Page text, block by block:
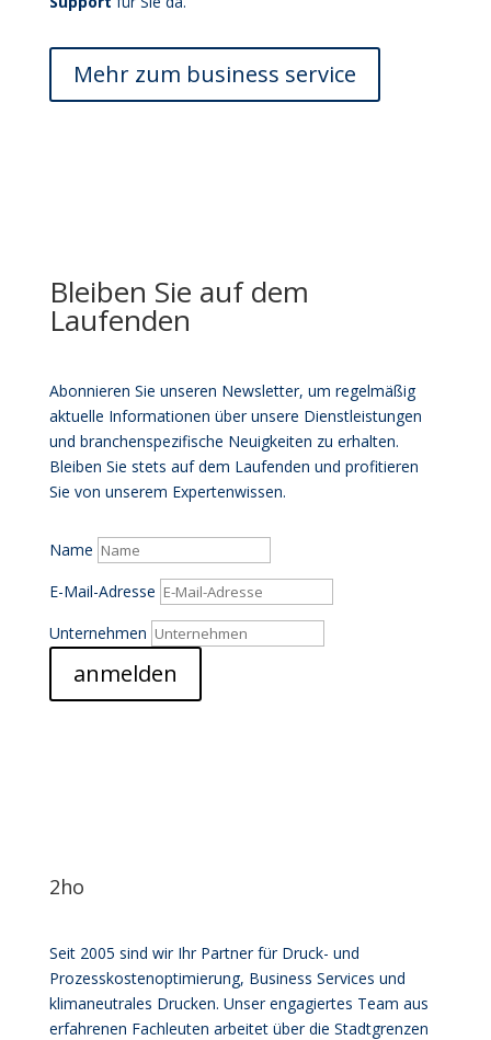
Mehr zum business service
Bleiben Sie auf dem
Laufenden
Abonnieren Sie unseren Newsletter, um regelmäßig
aktuelle Informationen über unsere Dienstleistungen
und branchenspezifische Neuigkeiten zu erhalten.
Bleiben Sie stets auf dem Laufenden und profitieren
Sie von unserem Expertenwissen.
Name
E-Mail-Adresse
Unternehmen
anmelden
2ho
Seit 2005 sind wir Ihr Partner für Druck- und
Prozesskostenoptimierung, Business Services und
klimaneutrales Drucken. Unser engagiertes Team aus
erfahrenen Fachleuten arbeitet über die Stadtgrenzen